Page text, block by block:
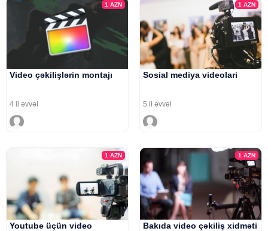
1AZN
Video çəkilişlərin montajı
4 il əvvəl
1 AZN
Sosial mediya videolari
5 il əvvəl
1AZN
Youtube üçün video
1 AZN
Bakıda video çəkiliş xidməti